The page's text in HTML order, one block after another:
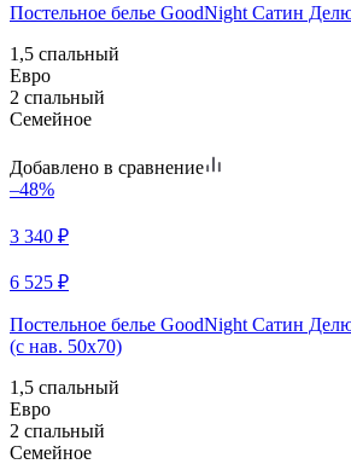
Постельное белье GoodNight Сатин
1,5 спальный
Евро
2 спальный
Семейное
Добавлено в сравнение
–48%
3 340 ₽
6 525 ₽
Постельное белье GoodNight Сатин
(с нав. 50х70)
1,5 спальный
Евро
2 спальный
Семейное